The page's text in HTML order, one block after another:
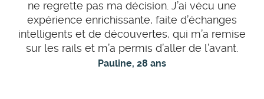
ne regrette pas ma décision. J’ai vécu une
expérience enrichissante, faite d’échanges
intelligents et de découvertes, qui m’a remise
sur les rails et m’a permis d’aller de l’avant.
Pauline, 28 ans